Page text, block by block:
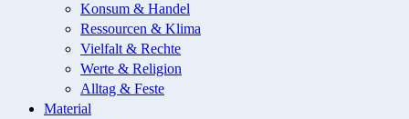
Konsum & Handel
Ressourcen & Klima
Vielfalt & Rechte
Werte & Religion
Alltag & Feste
Material